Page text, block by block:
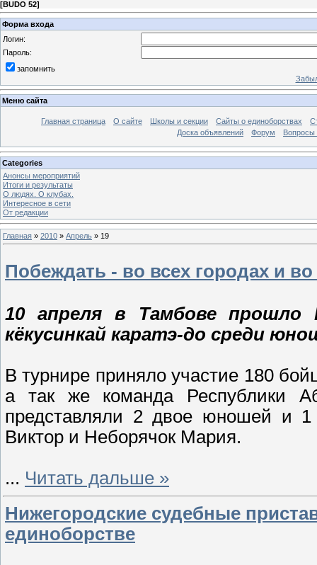
[BUDO 52]
Форма входа
Логин:
Пароль:
запомнить
Меню сайта
Главная страница О сайте Школы и секции Сайты о единоборствах
Доска объявлений
Форум Вопросы
Categories
Анонсы мероприятий
Итоги и результаты
О людях. О клубах.
Интересное в сети
От редакции
Главная » 2010 » Апрель » 19
Побеждать - во всех городах и во
10 апреля в Тамбове прошло
кёкусинкай каратэ-до среди
В турнире приняло участие 180
а так же команда Республики
представляли 2 двое юношей и 1
Виктор и Неборячок Мария.
... Читать дальше »
Нижегородские судебные
единоборстве